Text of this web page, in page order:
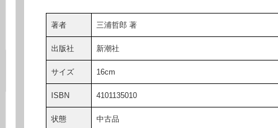
著者 三浦哲郎 著
出版社 新潮社
サイズ 16cm
ISBN 4101135010
状態 中古品